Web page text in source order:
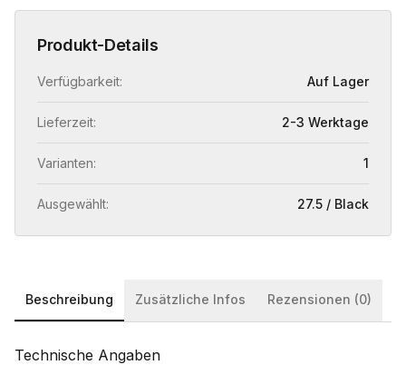
Produkt-Details
Verfügbarkeit: Auf Lager
Lieferzeit: 2-3 Werktage
Varianten: 1
Ausgewählt: 27.5 / Black
Beschreibung Zusätzliche Infos Rezensionen (0)
Technische Angaben